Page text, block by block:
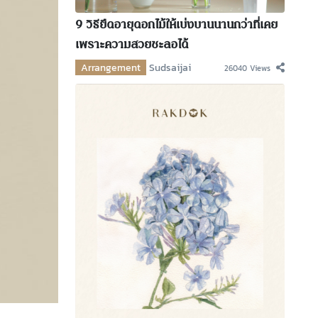
9 วิธียืดอายุดอกไม้ให้เบ่งบานนานกว่าที่เคย
เพราะความสวยชะลอได้
Arrangement Sudsaijai 26040 Views